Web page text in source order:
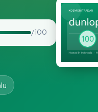
/ 100